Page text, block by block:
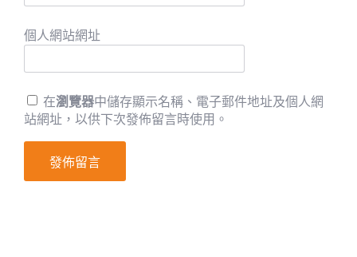
個人網站網址
在瀏覽器中儲存顯示名稱、電子郵件地址及個人網
站網址，以供下次發佈留言時使用。